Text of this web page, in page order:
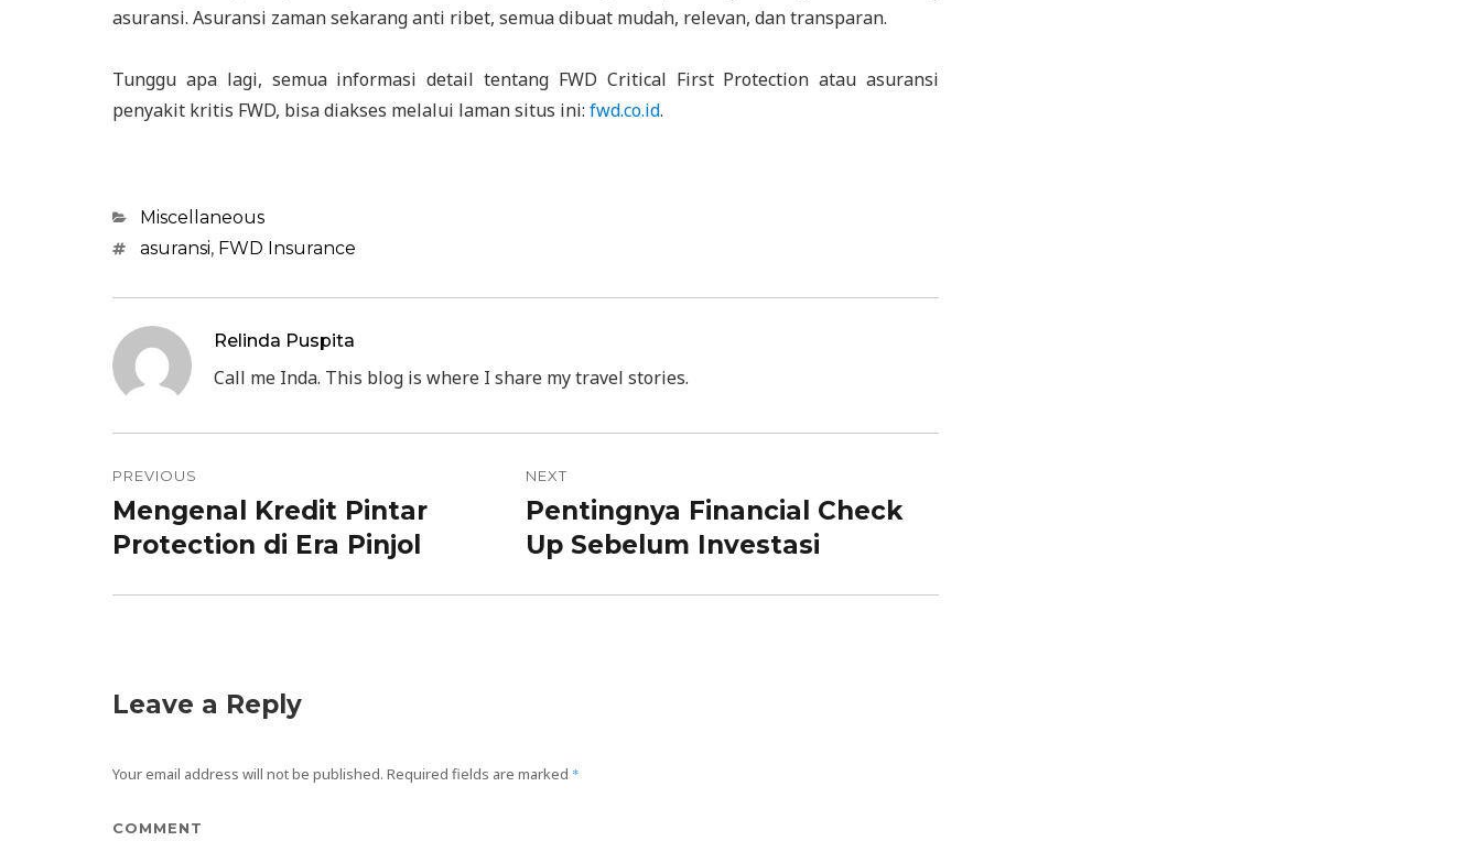
asuransi. Asuransi zaman sekarang anti ribet, semua dibuat mudah, relevan, dan transparan.
Tunggu apa lagi, semua informasi detail tentang FWD Critical First Protection atau asuransi
penyakit kritis FWD, bisa diakses melalui laman situs ini: fwd.co.id.
Categories
Miscellaneous
Tagsasuransi, FWD Insurance
Relinda Puspita
Call me Inda. This blog is where I share my travel stories.
Post
navigation
PREVIOUS
Previous
post:
Mengenal Kredit Pintar
Protection di Era Pinjol
NEXT
Next
post:
Pentingnya Financial Check
Up Sebelum Investasi
Leave a Reply
Your email address will not be published. Required fields are marked *
COMMENT